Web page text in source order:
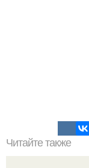
Читайте также